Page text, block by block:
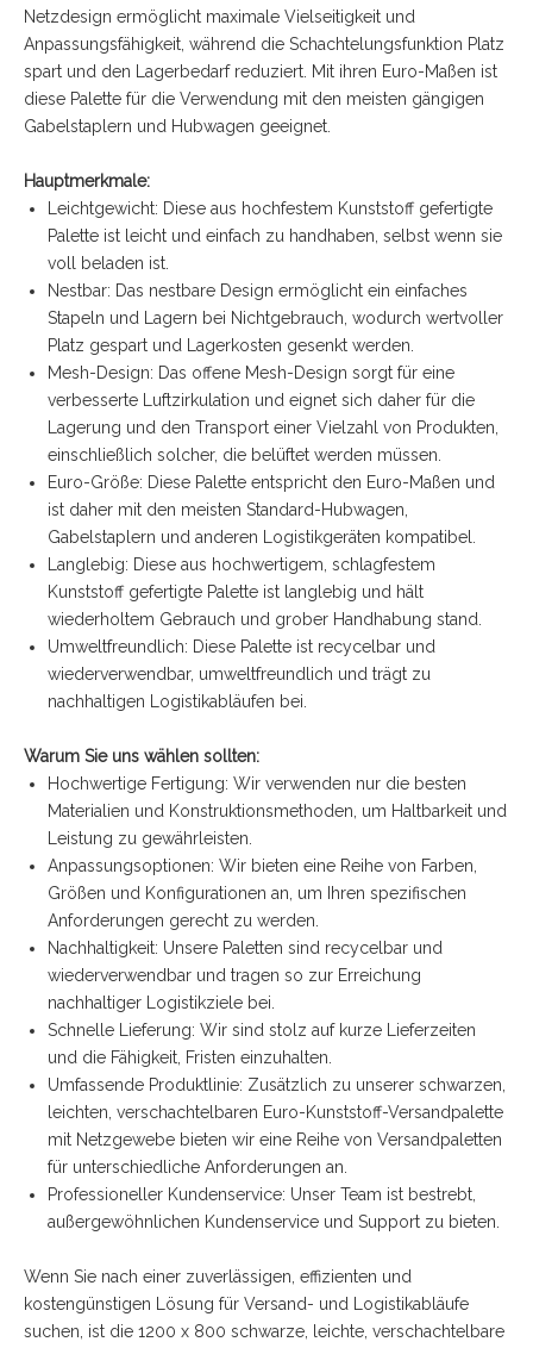
Netzdesign ermöglicht maximale Vielseitigkeit und
Anpassungsfähigkeit, während die Schachtelungsfunktion Platz
spart und den Lagerbedarf reduziert. Mit ihren Euro-Maßen ist
diese Palette für die Verwendung mit den meisten gängigen
Gabelstaplern und Hubwagen geeignet.
Hauptmerkmale:
Leichtgewicht: Diese aus hochfestem Kunststoff gefertigte
Palette ist leicht und einfach zu handhaben, selbst wenn sie
voll beladen ist.
Nestbar: Das nestbare Design ermöglicht ein einfaches
Stapeln und Lagern bei Nichtgebrauch, wodurch wertvoller
Platz gespart und Lagerkosten gesenkt werden.
Mesh-Design: Das offene Mesh-Design sorgt für eine
verbesserte Luftzirkulation und eignet sich daher für die
Lagerung und den Transport einer Vielzahl von Produkten,
einschließlich solcher, die belüftet werden müssen.
Euro-Größe: Diese Palette entspricht den Euro-Maßen und
ist daher mit den meisten Standard-Hubwagen,
Gabelstaplern und anderen Logistikgeräten kompatibel.
Langlebig: Diese aus hochwertigem, schlagfestem
Kunststoff gefertigte Palette ist langlebig und hält
wiederholtem Gebrauch und grober Handhabung stand.
Umweltfreundlich: Diese Palette ist recycelbar und
wiederverwendbar, umweltfreundlich und trägt zu
nachhaltigen Logistikabläufen bei.
Warum Sie uns wählen sollten:
Hochwertige Fertigung: Wir verwenden nur die besten
Materialien und Konstruktionsmethoden, um Haltbarkeit und
Leistung zu gewährleisten.
Anpassungsoptionen: Wir bieten eine Reihe von Farben,
Größen und Konfigurationen an, um Ihren spezifischen
Anforderungen gerecht zu werden.
Nachhaltigkeit: Unsere Paletten sind recycelbar und
wiederverwendbar und tragen so zur Erreichung
nachhaltiger Logistikziele bei.
Schnelle Lieferung: Wir sind stolz auf kurze Lieferzeiten
und die Fähigkeit, Fristen einzuhalten.
Umfassende Produktlinie: Zusätzlich zu unserer schwarzen,
leichten, verschachtelbaren Euro-Kunststoff-Versandpalette
mit Netzgewebe bieten wir eine Reihe von Versandpaletten
für unterschiedliche Anforderungen an.
Professioneller Kundenservice: Unser Team ist bestrebt,
außergewöhnlichen Kundenservice und Support zu bieten.
Wenn Sie nach einer zuverlässigen, effizienten und
kostengünstigen Lösung für Versand- und Logistikabläufe
suchen, ist die 1200 x 800 schwarze, leichte, verschachtelbare